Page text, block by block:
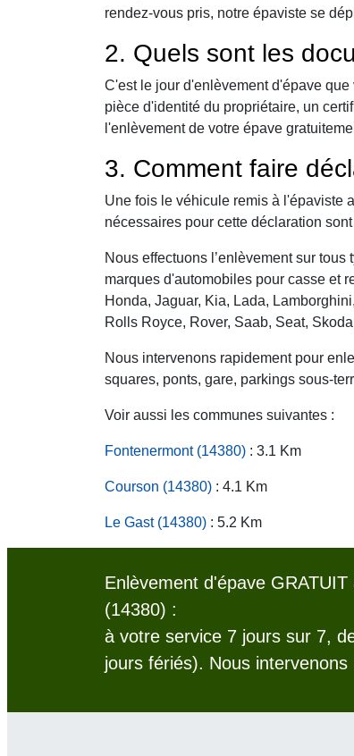
rendez-vous pris, notre épaviste se
2. Quels sont les
C'est le jour d'enlèvement d'épave
pièce d'identité du propriétaire, un
l'enlèvement de votre épave
3. Comment faire
Une fois le véhicule remis à l'épaviste
nécessaires pour cette déclaration
Nous effectuons l’enlèvement sur
marques d'automobiles pour casse et
Honda, Jaguar, Kia, Lada,
Rolls Royce, Rover, Saab, Seat,
Nous intervenons rapidement pour
squares, ponts, gare, parkings sous-
Voir aussi les communes suivantes :
Fontenermont (14380) : 3.1 Km
Courson (14380) : 4.1 Km
Le Gast (14380) : 5.2 Km
Enlèvement d'épave
(14380) :
à votre service 7 jours sur 7,
jours fériés). Nous intervenons